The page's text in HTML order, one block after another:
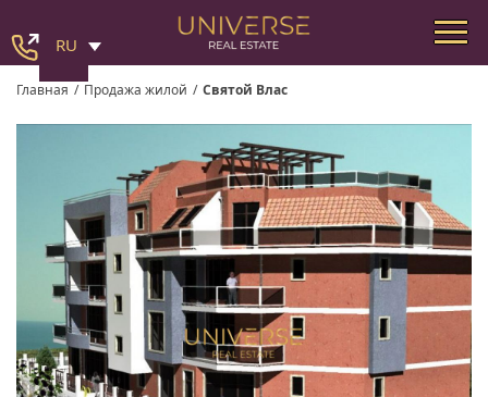
RU
Главная / Продажа жилой / Святой Влас